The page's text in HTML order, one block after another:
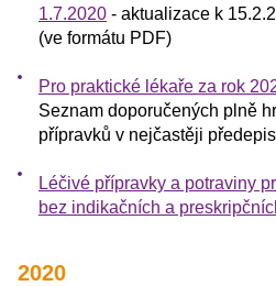
1.7.2020 - aktualizace k
(ve formátu PDF)
Pro praktické lékaře za rok
Seznam doporučených plně
přípravků v nejčastěji
Léčivé přípravky a potraviny
bez indikačních a
2020